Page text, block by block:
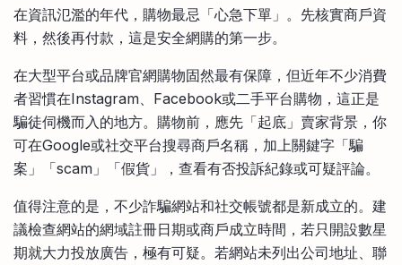
在資訊氾濫的年代，購物最忌「心急下單」。先核實商戶資
料，然後再付款，這是安全網購的第一步。
在大型平台或品牌官網購物固然最有保障，但近年不少消費
者習慣在Instagram、Facebook或二手平台購物，這正是
騙徒伺機而入的地方。購物前，應先「起底」賣家背景，你
可在Google或社交平台搜尋商戶名稱，加上關鍵字「騙
案」「scam」「假貨」，查看有否投訴紀錄或可疑評論。
值得注意的是，不少詐騙網站和社交帳號都是新成立的。建
議檢查網站的網域註冊日期或商戶成立時間，若只開設數星
期就大力投放廣告，極有可疑。若網站未列出公司地址、聯